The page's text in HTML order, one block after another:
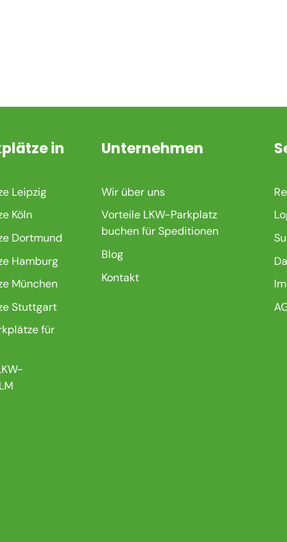
in
Leipzig
Köln
Dortmund
Hamburg
München
Stuttgart
für
Unternehmen
Wir über uns
Vorteile LKW-Parkplatz
buchen für Speditionen
Blog
Kontakt